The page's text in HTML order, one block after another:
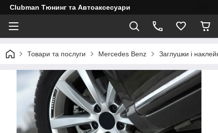
Clubman Тюнинг та Автоаксесуари
Товари та послуги Mercedes Benz Заглушки і